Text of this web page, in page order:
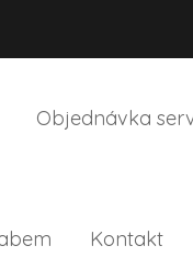
Objednávka
Kontakt